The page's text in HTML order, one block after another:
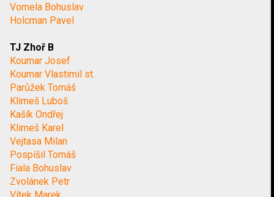
Vomela Bohuslav
Holcman Pavel
TJ Zhoř B
Koumar Josef
Koumar Vlastimil st.
Parůžek Tomáš
Klimeš Luboš
Kašík Ondřej
Klimeš Karel
Vejtasa Milan
Pospíšil Tomáš
Fiala Bohuslav
Zvolánek Petr